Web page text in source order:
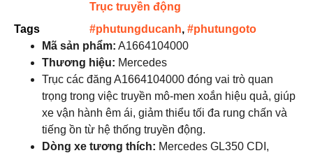
Trục truyền động
Tags
#phutungducanh, #phutungoto
Mã sản phẩm: A1664104000
Thương hiệu: Mercedes
Trục các đăng A1664104000 đóng vai trò quan
trọng trong việc truyền mô-men xoắn hiệu quả, giúp
xe vận hành êm ái, giảm thiểu tối đa rung chấn và
tiếng ồn từ hệ thống truyền động.
Dòng xe tương thích: Mercedes GL350 CDI,